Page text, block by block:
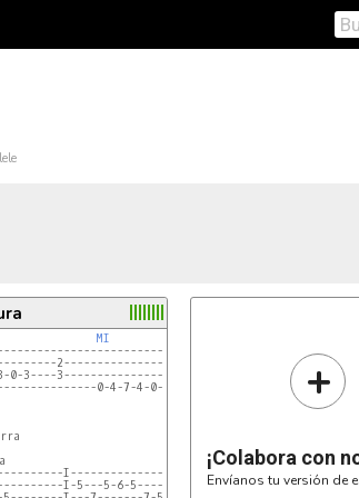
MI
favor
a mí
MI
II
2----------------------------------------II
0-3----3----------------------------------------II
0-4-7-4-0---0-4-7-4-7--------------II
I--------------------------------
I-5---5-6-5----------------------II-
+
¡Colabora con
Envíanos tu versión de